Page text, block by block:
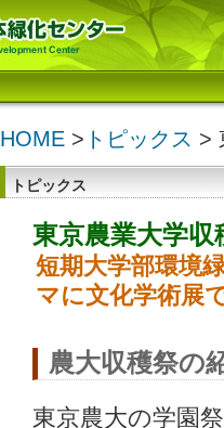
HOME > トピックス >
トピックス
東京農業大学収
短期大学部環境
マに文化学術展
農大収穫祭の
東京農大の学園